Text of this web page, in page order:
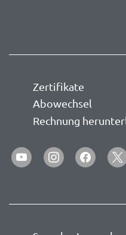
Zertifikate
Abowechsel
Rechnung
youtubeinstagramfacebook
x